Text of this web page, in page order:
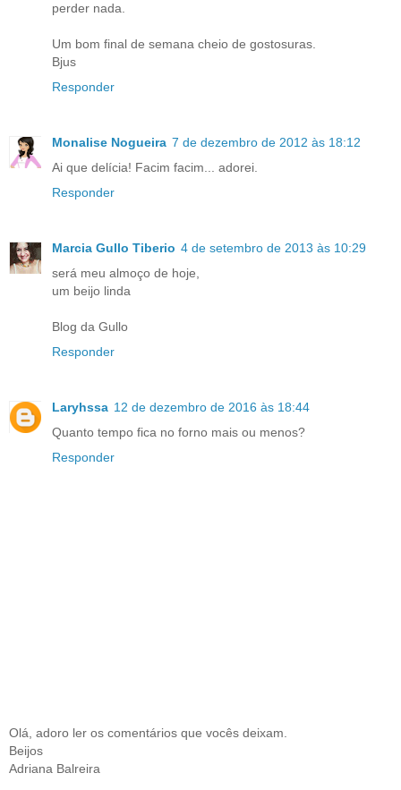
perder nada.
Um bom final de semana cheio de gostosuras.
Bjus
Responder
Monalise Nogueira 7 de dezembro de 2012 às 18:12
Ai que delícia! Facim facim... adorei.
Responder
Marcia Gullo Tiberio 4 de setembro de 2013 às 10:29
será meu almoço de hoje,
um beijo linda
Blog da Gullo
Responder
Laryhssa 12 de dezembro de 2016 às 18:44
Quanto tempo fica no forno mais ou menos?
Responder
Olá, adoro ler os comentários que vocês deixam.
Beijos
Adriana Balreira